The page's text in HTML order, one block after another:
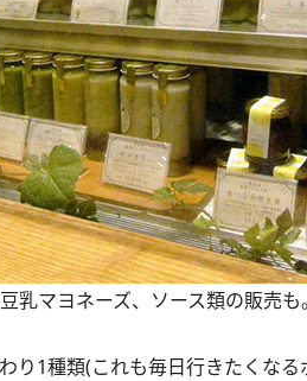
乳マヨネーズ、ソース類の販売
り1種類(これも毎日行きたくな